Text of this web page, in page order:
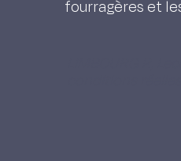
LIMBOURG P.,
fourragères et